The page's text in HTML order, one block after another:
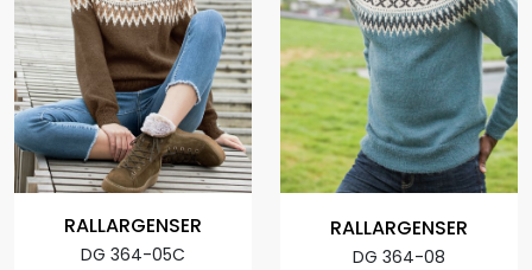
RALLARGENSER
DG 364-05C
RALLARGENSER
DG 364-08